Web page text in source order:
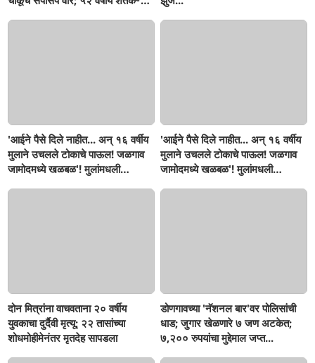
'आईने पैसे दिले नाहीत... अन् १६ वर्षीय
मुलाने उचलले टोकाचे पाऊल! जळगाव
जामोदमध्ये खळबळ'! मुलांमधली
'आईने पैसे दिले नाहीत... अन् १६ वर्षीय
मुलाने उचलले टोकाचे पाऊल! जळगाव
जामोदमध्ये खळबळ'! मुलांमधली
दोन मित्रांना वाचवताना २० वर्षीय
युवकाचा दुर्दैवी मृत्यू; २२ तासांच्या
शोधमोहीमेनंतर मृतदेह सापडला
डोणगावच्या 'नॅशनल बार'वर पोलिसांची
धाड; जुगार खेळणारे ७ जण अटकेत;
७,२०० रुपयांचा मुद्देमाल जप्त...